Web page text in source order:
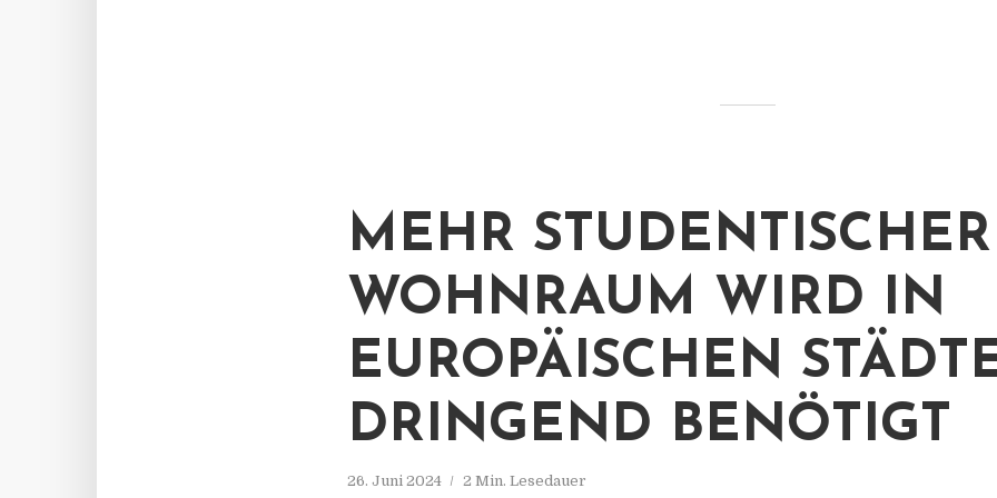
MEHR STUDENTISCHER
WOHNRAUM WIRD IN
EUROPÄISCHEN
DRINGEND BENÖTIGT
26. Juni 2024 2 Min. Lesedauer